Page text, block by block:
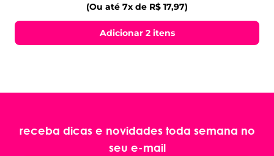
(Ou até 7x de R$ 17,97)
Adicionar 2 itens
receba dicas e novidades toda semana no
seu e-mail